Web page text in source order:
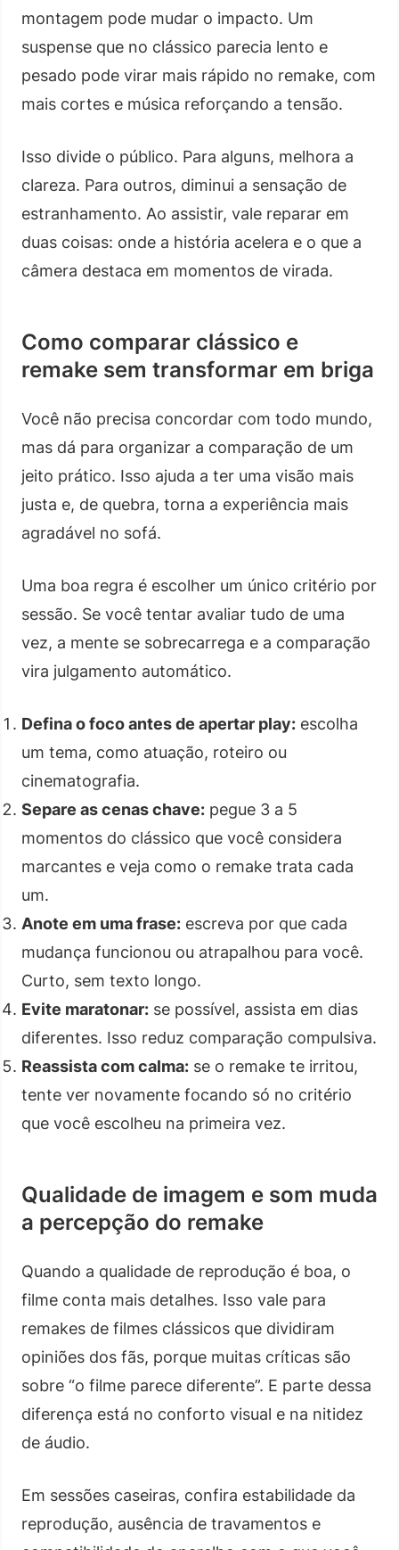
montagem pode mudar o impacto. Um
suspense que no clássico parecia lento e
pesado pode virar mais rápido no remake, com
mais cortes e música reforçando a tensão.
Isso divide o público. Para alguns, melhora a
clareza. Para outros, diminui a sensação de
estranhamento. Ao assistir, vale reparar em
duas coisas: onde a história acelera e o que a
câmera destaca em momentos de virada.
Como comparar clássico e
remake sem transformar em briga
Você não precisa concordar com todo mundo,
mas dá para organizar a comparação de um
jeito prático. Isso ajuda a ter uma visão mais
justa e, de quebra, torna a experiência mais
agradável no sofá.
Uma boa regra é escolher um único critério por
sessão. Se você tentar avaliar tudo de uma
vez, a mente se sobrecarrega e a comparação
vira julgamento automático.
Defina o foco antes de apertar play: escolha
um tema, como atuação, roteiro ou
cinematografia.
Separe as cenas chave: pegue 3 a 5
momentos do clássico que você considera
marcantes e veja como o remake trata cada
um.
Anote em uma frase: escreva por que cada
mudança funcionou ou atrapalhou para você.
Curto, sem texto longo.
Evite maratonar: se possível, assista em dias
diferentes. Isso reduz comparação compulsiva.
Reassista com calma: se o remake te irritou,
tente ver novamente focando só no critério
que você escolheu na primeira vez.
Qualidade de imagem e som muda
a percepção do remake
Quando a qualidade de reprodução é boa, o
filme conta mais detalhes. Isso vale para
remakes de filmes clássicos que dividiram
opiniões dos fãs, porque muitas críticas são
sobre “o filme parece diferente”. E parte dessa
diferença está no conforto visual e na nitidez
de áudio.
Em sessões caseiras, confira estabilidade da
reprodução, ausência de travamentos e